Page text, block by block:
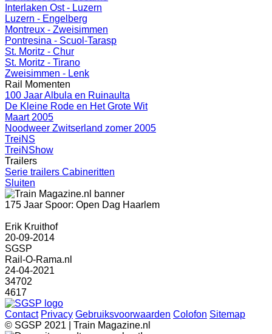
Interlaken Ost - Luzern
Luzern - Engelberg
Montreux - Zweisimmen
Pontresina - Scuol-Tarasp
St. Moritz - Chur
St. Moritz - Tirano
Zweisimmen - Lenk
Rail Momenten
100 Jaar Albula en Ruinaulta
De Kleine Rode en Het Grote Wit
Maart 2005
Noodweer Zwitserland zomer 2005
TreiNS
TreiNShow
Trailers
Serie trailers Cabineritten
Sluiten
175 Jaar Spoor: Open Dag Haarlem
Erik Kruithof
20-09-2014
SGSP
Rail-O-Rama.nl
24-04-2021
34702
4617
Contact Privacy Gebruiksvoorwaarden Colofon Sitemap
© SGSP 2021 | Train Magazine.nl